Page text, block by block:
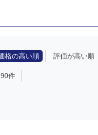
格の高い順 評価が高い順
90件